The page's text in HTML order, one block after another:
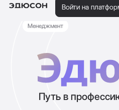
Войти на
Путь в
Менеджмент